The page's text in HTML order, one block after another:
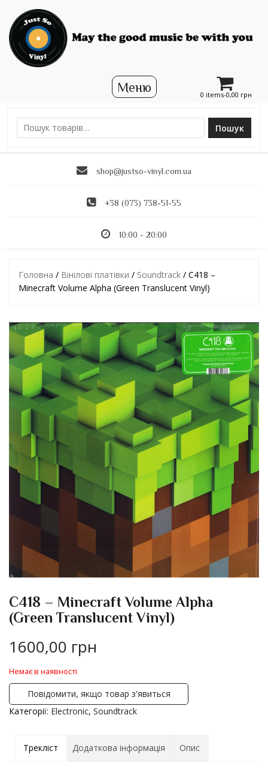
0 items-0,00 грн
Ш
Пошук
shop@justso-vinyl.com.ua
+38 (073) 738-51-55
10:00 - 20:00
Головна / Вінілові платівки / Soundtrack / C418 –
Minecraft Volume Alpha (Green Translucent Vinyl)
C418 – Minecraft Volume Alpha
(Green Translucent Vinyl)
1600,00 грн
Немає в наявності
Повідомити, якщо товар з'явиться
Категорії: Electronic, Soundtrack
Трекліст Додаткова інформація Опис